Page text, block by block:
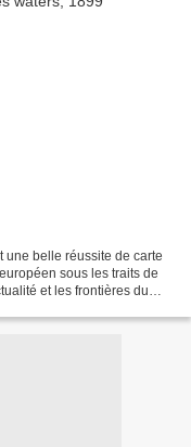
une belle réussite de carte
sous les traits de
et les frontières du